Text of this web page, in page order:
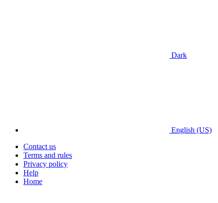
Dark
English (US)
Contact us
Terms and rules
Privacy policy
Help
Home